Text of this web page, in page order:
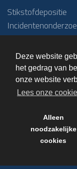
Deze website
het gedrag van
onze website
Lees onze
Alleen
noodzakelijke
cookies
Stikstofdepositie
Due diligence
ABM-toets
Emissie –
Overige
© 2023 Kuiper &